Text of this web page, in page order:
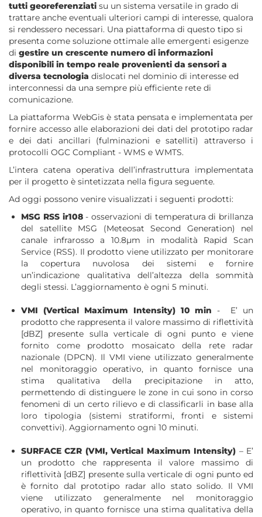
tutti georeferenziati su un sistema versatile in grado di
trattare anche eventuali ulteriori campi di interesse, qualora
si rendessero necessari. Una piattaforma di questo tipo si
presenta come soluzione ottimale alle emergenti esigenze
di gestire un crescente numero di informazioni
disponibili in tempo reale provenienti da sensori a
diversa tecnologia dislocati nel dominio di interesse ed
interconnessi da una sempre più efficiente rete di
comunicazione.
La piattaforma WebGis è stata pensata e implementata per
fornire accesso alle elaborazioni dei dati del prototipo radar
e dei dati ancillari (fulminazioni e satelliti) attraverso i
protocolli OGC Compliant - WMS e WMTS.
L’intera catena operativa dell’infrastruttura implementata
per il progetto è sintetizzata nella figura seguente.
Ad oggi possono venire visualizzati i seguenti prodotti:
MSG RSS ir108- osservazioni di temperatura di brillanza
del satellite MSG (Meteosat Second Generation) nel
canale infrarosso a 10.8µm in modalità Rapid Scan
Service (RSS). Il prodotto viene utilizzato per monitorare
la copertura nuvolosa dei sistemi e fornire
un’indicazione qualitativa dell’altezza della sommità
degli stessi. L’aggiornamento è ogni 5 minuti.
VMI (Vertical Maximum Intensity) 10 min - E’ un
prodotto che rappresenta il valore massimo di riﬂettività
[dBZ] presente sulla verticale di ogni punto e viene
fornito come prodotto mosaicato della rete radar
nazionale (DPCN). Il VMI viene utilizzato generalmente
nel monitoraggio operativo, in quanto fornisce una
stima qualitativa della precipitazione in atto,
permettendo di distinguere le zone in cui sono in corso
fenomeni di un certo rilievo e di classiﬁcarli in base alla
loro tipologia (sistemi stratiformi, fronti e sistemi
convettivi). Aggiornamento ogni 10 minuti.
SURFACE CZR (VMI, Vertical Maximum Intensity) – E’
un prodotto che rappresenta il valore massimo di
riﬂettività [dBZ] presente sulla verticale di ogni punto ed
è fornito dal prototipo radar allo stato solido. Il VMI
viene utilizzato generalmente nel monitoraggio
operativo, in quanto fornisce una stima qualitativa della